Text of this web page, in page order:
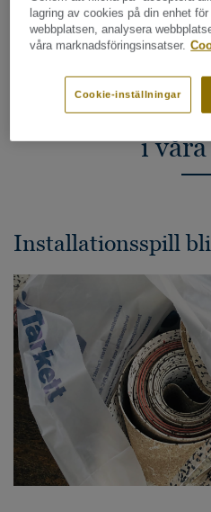
vår miljö.
Exempel på
i
Installationsspill
lagring av cookies på din enhet
webbplatsen, analysera
våra marknadsföringsinsatser.
Cookie-inställningar